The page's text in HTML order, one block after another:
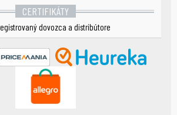
CERTIFIKÁTY
dovozca a distribútore